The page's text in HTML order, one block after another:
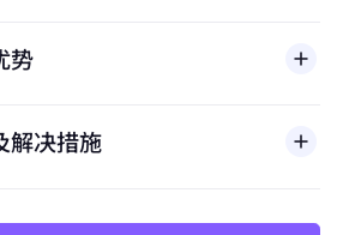
立的IP身份，防止平台风控检测
品价格、库存、评论数据
数据访问、
、价格监
势
解决措施